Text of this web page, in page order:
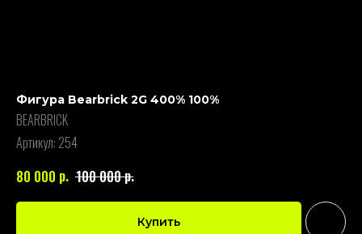
Фигура Bearbrick 2G 400% 100%
BEARBRICK
Артикул: 254
80 000 р. 100 000р.
Купить